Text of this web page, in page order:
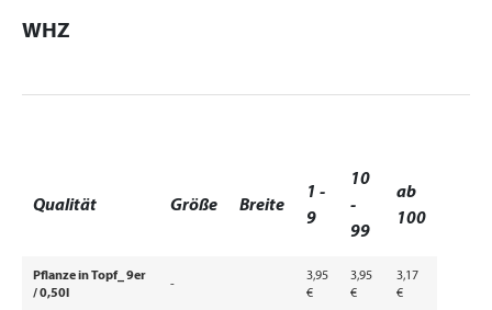
WHZ
Qualität Größe Breite
1 -
9
10
-
99
ab
100
Pflanze in Topf_ 9er
/ 0,50l
-
3,95
€
3,95
€
3,17
€